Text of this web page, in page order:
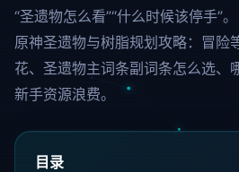
“圣遗物怎么看”“什么时候该停手”。
原神圣遗物与树脂规划攻略：冒险
花、圣遗物主词条副词条怎么选、
新手资源浪费。
目录